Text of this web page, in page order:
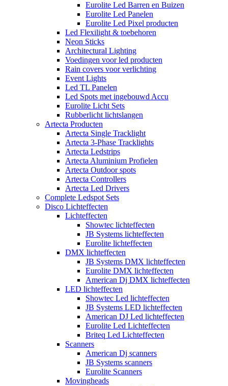
Eurolite Led Barren en Buizen
Eurolite Led Panelen
Eurolite Led Pixel producten
Led Flexilight & toebehoren
Neon Sticks
Architectural Lighting
Voedingen voor led producten
Rain covers voor verlichting
Event Lights
Led TL Panelen
Led Spots met ingebouwd Accu
Eurolite Licht Sets
Rubberlicht lichtslangen
Artecta Producten
Artecta Single Tracklight
Artecta 3-Phase Tracklights
Artecta Ledstrips
Artecta Aluminium Profielen
Artecta Outdoor spots
Artecta Controllers
Artecta Led Drivers
Complete Ledspot Sets
Disco Lichteffecten
Lichteffecten
Showtec lichteffecten
JB Systems lichteffecten
Eurolite lichteffecten
DMX lichteffecten
JB Systems DMX lichteffecten
Eurolite DMX lichteffecten
American Dj DMX lichteffecten
LED lichteffecten
Showtec Led lichteffecten
JB Systems LED lichteffecten
American DJ Led lichteffecten
Eurolite Led Lichteffecten
Briteq Led Lichteffecten
Scanners
American Dj scanners
JB Systems scanners
Eurolite Scanners
Movingheads